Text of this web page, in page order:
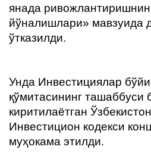
янада
йўналишлари» мавзуида
ўтказилди.
Унда Инвестициялар
қўмитасининг ташаббуси
киритилаётган
Инвестицион кодекси
муҳокама этилди.